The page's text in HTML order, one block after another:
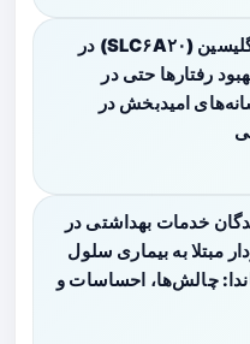
مهارگر جدیدِ ناقل گلیسین (SLC۶A۲۰) در
رفتارها حتی در
امیدبخش در
خدمات بهداشتی در
مبتلا به بیماری سلول
چالش‌ها، احساسات و